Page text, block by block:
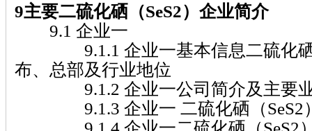
9主要二硫化硒（SeS2）企业简介
9.1 企业一
9.1.1 企业一基本信息二硫化硒
布、总部及行业地位
9.1.2 企业一公司简介及主要
9.1.3 企业一 二硫化硒（SeS2